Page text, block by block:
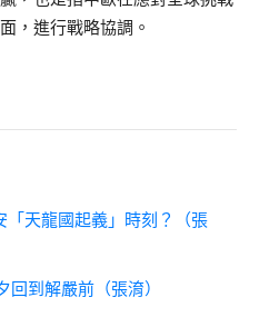
，進行戰略協調。
天龍國起義」時刻？（張
到解嚴前（張淯）